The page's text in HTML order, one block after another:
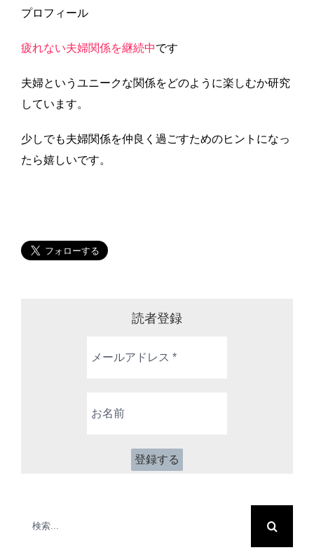
プロフィール
疲れない夫婦関係を継続中です
夫婦というユニークな関係をどのように楽しむか研究
しています。
少しでも夫婦関係を仲良く過ごすためのヒントになっ
たら嬉しいです。
読者登録
ー
*